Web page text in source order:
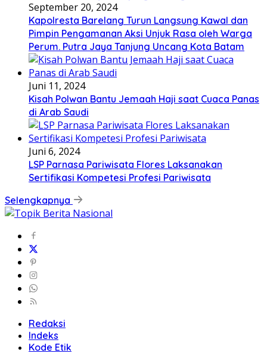
September 20, 2024
Kapolresta Barelang Turun Langsung Kawal dan
Pimpin Pengamanan Aksi Unjuk Rasa oleh Warga
Perum. Putra Jaya Tanjung Uncang Kota Batam
Juni 11, 2024
Kisah Polwan Bantu Jemaah Haji saat Cuaca Panas
di Arab Saudi
Juni 6, 2024
LSP Parnasa Pariwisata Flores Laksanakan
Sertifikasi Kompetesi Profesi Pariwisata
Selengkapnya
Redaksi
Indeks
Kode Etik